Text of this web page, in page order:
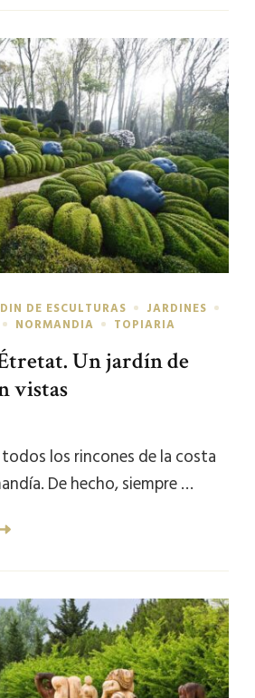
DE ESCULTURAS
JARDINES
NORMANDIA TOPIARIA
Un jardín de
vistas
los rincones de la costa
De hecho, siempre …